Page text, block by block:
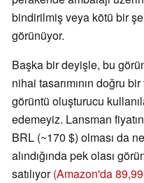
bindirilmiş veya kötü bir
görünüyor.
Başka bir deyişle, bu
nihai tasarımının doğru
görüntü oluşturucu
edemeyiz. Lansman
BRL (~170 $) olması da
alındığında pek olası
satılıyor(Amazon'da